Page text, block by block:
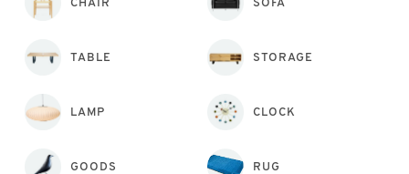
CHAIR SOFA
TABLE STORAGE
LAMP CLOCK
GOODS RUG